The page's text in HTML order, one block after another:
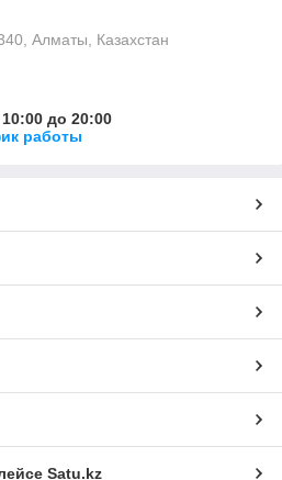
Алматы, Казахстан
до 20:00
работы
Satu.kz